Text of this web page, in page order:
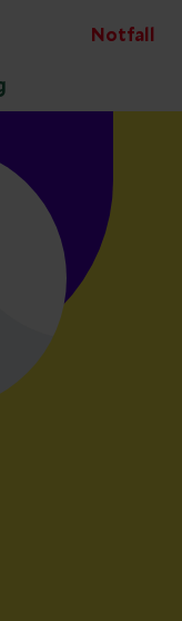
Notfall